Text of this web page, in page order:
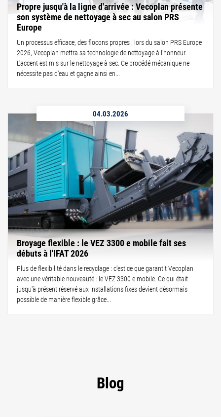
Propre jusqu'à la ligne d'arrivée : Vecoplan présente
son système de nettoyage à sec au salon PRS
Europe
Un processus efficace, des flocons propres : lors du salon PRS Europe
2026, Vecoplan mettra sa technologie de nettoyage à l'honneur.
L'accent est mis sur le nettoyage à sec. Ce procédé mécanique ne
nécessite pas d'eau et gagne ainsi en...
04.03.2026
Broyage flexible : le VEZ 3300 e mobile fait ses
débuts à l'IFAT 2026
Plus de flexibilité dans le recyclage : c'est ce que garantit Vecoplan
avec une véritable nouveauté : le VEZ 3300 e mobile. Ce qui était
jusqu'à présent réservé aux installations fixes devient désormais
possible de manière flexible grâce...
Blog